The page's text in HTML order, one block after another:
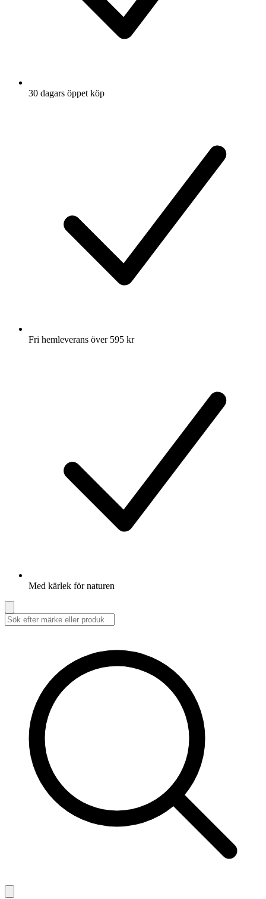
30 dagars öppet köp
Fri hemleverans över 595 kr
Med kärlek för naturen